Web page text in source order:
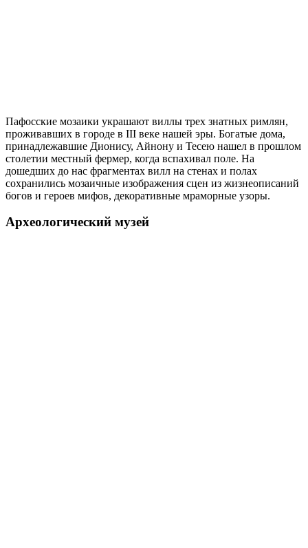
Пафосские мозаики украшают виллы трех знатных римлян,
проживавших в городе в III веке нашей эры. Богатые дома,
принадлежавшие Дионису, Айнону и Тесею нашел в прошлом
столетии местный фермер, когда вспахивал поле. На
дошедших до нас фрагментах вилл на стенах и полах
сохранились мозаичные изображения сцен из жизнеописаний
богов и героев мифов, декоративные мраморные узоры.
Археологический музей